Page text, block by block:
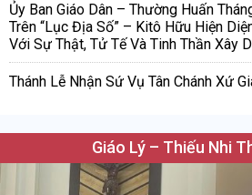
Ủy Ban Giáo Dân – Thường Huấn
Trên “Lục Địa Số” – Kitô Hữu Hiện
Với Sự Thật, Tử Tế Và Tinh Thần Xây
Thánh Lễ Nhận Sứ Vụ Tân Chánh Xứ
Giáo Lý – Thiếu Nhi